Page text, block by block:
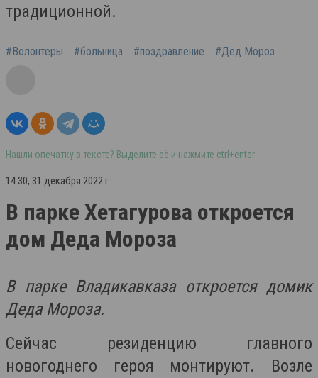
традиционной.
#Волонтеры #больница #поздравление #Дед Мороз
Нашли опечатку в тексте? Выделите её и нажмите ctrl+enter
14:30, 31 декабря 2022 г.
В парке Хетагурова откроется
дом Деда Мороза
В парке Владикавказа откроется домик
Деда Мороза.
Сейчас резиденцию главного
новогоднего героя монтируют. Возле